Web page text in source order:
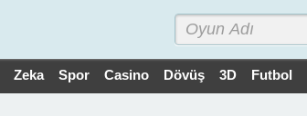
Zeka Spor Casino Dövüş 3D Futbol